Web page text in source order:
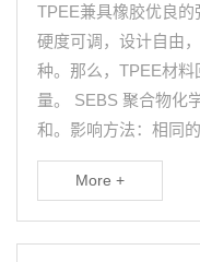
TPEE兼具橡胶优良
硬度可调，设计自由
种。那么，TPEE材
量。 SEBS 聚合物化
和。影响方法：相同
More +